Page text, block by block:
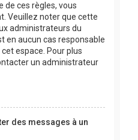
de ces règles, vous
Veuillez noter que cette
administrateurs du
en aucun cas responsable
espace. Pour plus
un administrateur
des messages à un